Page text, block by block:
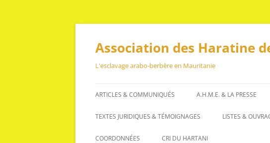
Aller
contenu
Association des Haratine
L'esclavage arabo-berbère en Mauritanie
ARTICLES & COMMUNIQUÉS
ARTICLES
COMMUNIQUÉS
A.H.M.E. & LA PRESSE
TEXTES JURIDIQUES & TÉMOIGNAGES
TEXTES JURIDIQUES
LISTES &
COORDONNÉES CRI DU HARTANI